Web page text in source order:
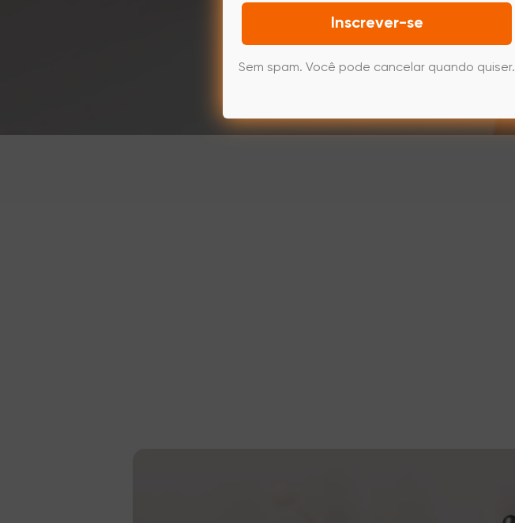
Inscrever-se
Sem spam. Você pode cancelar quando quiser.